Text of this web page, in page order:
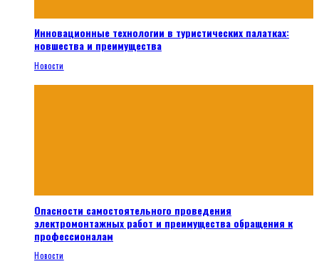
Инновационные технологии в туристических палатках:
новшества и преимущества
Новости
Опасности самостоятельного проведения
электромонтажных работ и преимущества обращения к
профессионалам
Новости